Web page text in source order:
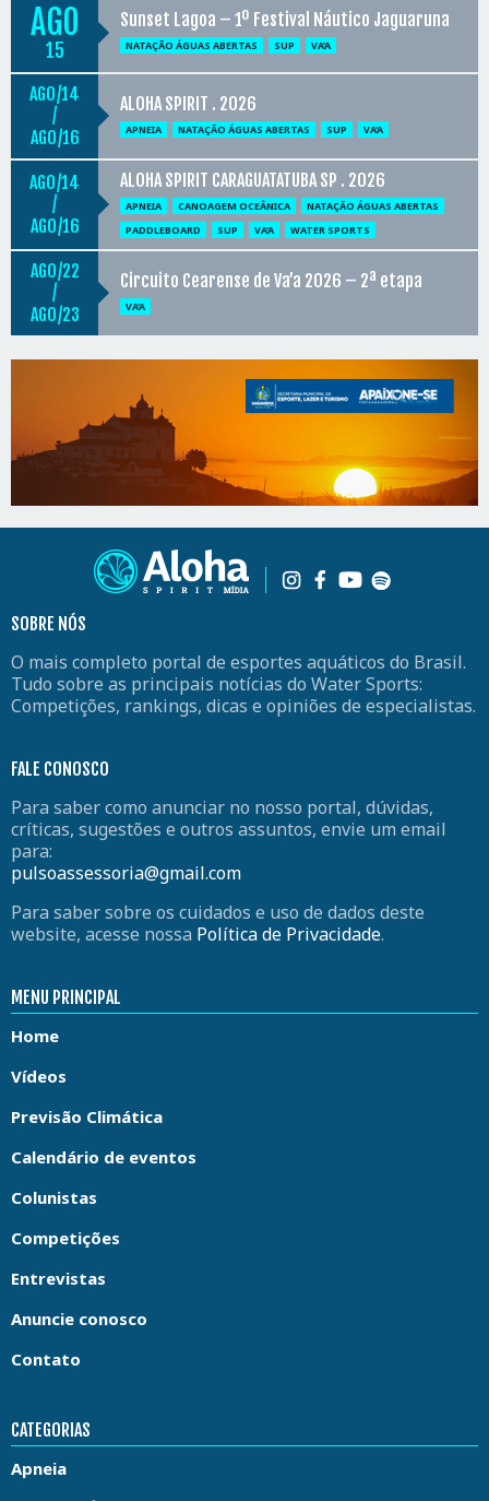
AGO
15
Sunset Lagoa – 1º Festival Náutico Jaguaruna
NATAÇÃO ÁGUAS ABERTAS SUP VA'A
AGO14
/
AGO16
ALOHA SPIRIT . 2026
APNEIA NATAÇÃO ÁGUAS ABERTAS SUP VA'A
AGO14
/
AGO16
ALOHA SPIRIT CARAGUATATUBA SP . 2026
APNEIA CANOAGEM OCEÂNICA
NATAÇÃO ÁGUAS ABERTAS
PADDLEBOARD
SUP VA'A WATER SPORTS
AGO22
/
AGO23
Circuito Cearense de Va’a 2026 – 2ª etapa
VA'A
SOBRE NÓS
O mais completo portal de esportes aquáticos do Brasil.
Tudo sobre as principais notícias do Water Sports:
Competições, rankings, dicas e opiniões de especialistas.
FALE CONOSCO
Para saber como anunciar no nosso portal, dúvidas,
críticas, sugestões e outros assuntos, envie um email
para:
pulsoassessoria@gmail.com
Para saber sobre os cuidados e uso de dados deste
website, acesse nossa Política de Privacidade.
MENU PRINCIPAL
Home
Vídeos
Previsão Climática
Calendário de eventos
Colunistas
Competições
Entrevistas
Anuncie conosco
Contato
CATEGORIAS
Apneia